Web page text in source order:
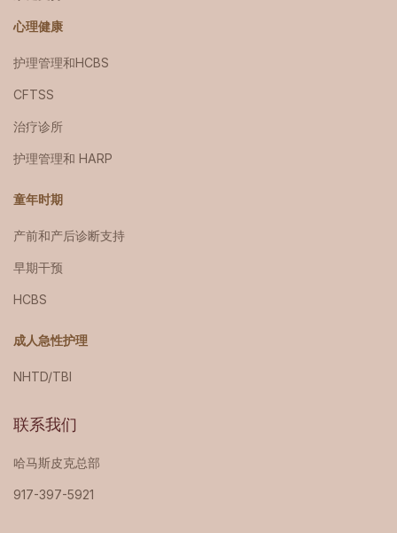
心理健康
护理管理和HCBS
CFTSS
治疗诊所
护理管理和 HARP
童年时期
产前和产后诊断支持
早期干预
HCBS
成人急性护理
NHTD/TBI
联系我们
哈马斯皮克总部
917-397-5921